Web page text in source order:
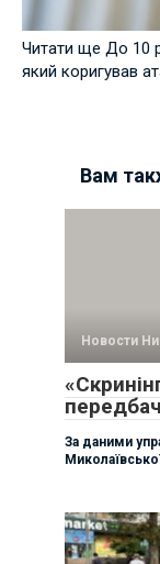
Читати ще До 10
який коригував
Вам
Новости
За даними